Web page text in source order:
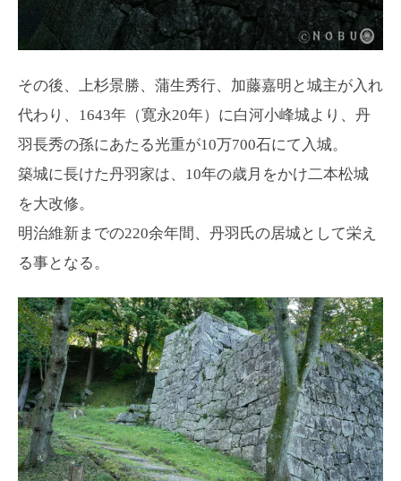
その後、上杉景勝、蒲生秀行、加藤嘉明と城主が入れ
代わり、1643年（寛永20年）に白河小峰城より、丹
羽長秀の孫にあたる光重が10万700石にて入城。
築城に長けた丹羽家は、10年の歳月をかけ二本松城
を大改修。
明治維新までの220余年間、丹羽氏の居城として栄え
る事となる。